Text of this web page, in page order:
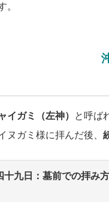
。
イガミ（左神）
と呼ば
ヌガミ様に拝んだ後、
十九日：墓前での拝み